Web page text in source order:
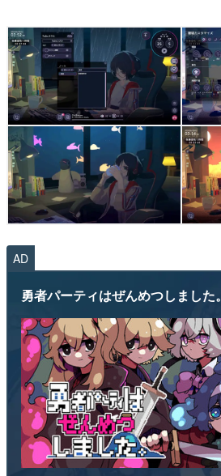
AD
勇者パーティはぜんめつしました。